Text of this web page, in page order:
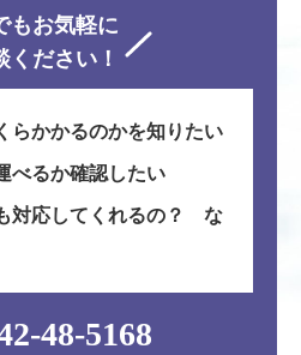
もお気軽に
ください！
らかかるのかを知りたい
べるか確認したい
対応してくれるの？ な
48-5168